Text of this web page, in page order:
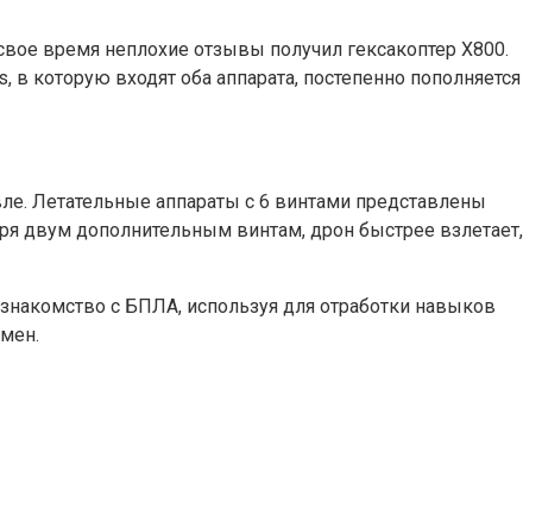
время неплохие отзывы получил гексакоптер X800.
входят оба аппарата, постепенно пополняется
Летательные аппараты с 6 винтами представлены
двум дополнительным винтам, дрон быстрее взлетает,
с БПЛА, используя для отработки навыков